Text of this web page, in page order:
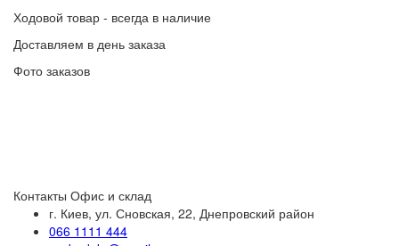
Ходовой товар - всегда в наличие
Доставляем в день заказа
Фото заказов
Контакты Офис и склад
г. Киев, ул. Сновская, 22, Днепровский район
066 1111 444